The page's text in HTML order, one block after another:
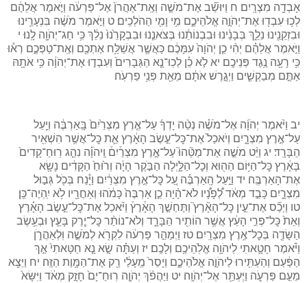
אָבְדָ֖ה מִצְרָֽיִם׃ ח וַיּוּשַׁ֞ב אֶת־מֹשֶׁ֤ה וְאֶֽת־אַהֲרֹן֙ אֶל־פַּרְעֹ֔ה וַיֹּ֣אמֶר אֲלֵהֶ֔ם
לְכ֥וּ עִבְד֖וּ אֶת־יְהֹוָ֣ה אֱלֹהֵיכֶ֑ם מִ֥י וָמִ֖י הַהֹלְכִֽים׃ ט וַיֹּ֣אמֶר מֹשֶׁ֔ה בִּנְעָרֵ֥ינוּ
וּבִזְקֵנֵ֖ינוּ נֵלֵ֑ךְ בְּבָנֵ֨ינוּ וּבִבְנוֹתֵ֜נוּ בְּצֹאנֵ֤נוּ וּבִבְקָרֵ֙נוּ֙ נֵלֵ֔ךְ כִּ֥י חַג־יְהֹוָ֖ה לָֽנוּ׃ י
וַיֹּ֣אמֶר אֲלֵהֶ֗ם יְהִ֨י כֵ֤ן יְהֹוָה֙ עִמָּכֶ֔ם כַּאֲשֶׁ֛ר אֲשַׁלַּ֥ח אֶתְכֶ֖ם וְאֶֽת־טַפְּכֶ֑ם רְא֕וּ
כִּ֥י רָעָ֖ה נֶ֥גֶד פְּנֵיכֶֽם׃ יא לֹ֣א כֵ֗ן לְכֽוּ־נָ֤א הַגְּבָרִים֙ וְעִבְד֣וּ אֶת־יְהֹוָ֔ה כִּ֥י אֹתָ֖הּ
אַתֶּ֣ם מְבַקְשִׁ֑ים וַיְגָ֣רֶשׁ אֹתָ֔ם מֵאֵ֖ת פְּנֵ֥י פַרְעֹֽה׃
יב וַיֹּ֨אמֶר יְהֹוָ֜ה אֶל־מֹשֶׁ֗ה נְטֵ֨ה יָדְךָ֜ עַל־אֶ֤רֶץ מִצְרַ֙יִם֙ בָּֽאַרְבֶּ֔ה וְיַ֖עַל
עַל־אֶ֣רֶץ מִצְרָ֑יִם וְיֹאכַל֙ אֶת־כׇּל־עֵ֣שֶׂב הָאָ֔רֶץ אֵ֛ת כׇּל־אֲשֶׁ֥ר הִשְׁאִ֖יר
הַבָּרָֽד׃ יג וַיֵּ֨ט מֹשֶׁ֣ה אֶת־מַטֵּ֘הוּ֮ עַל־אֶ֣רֶץ מִצְרַ֒יִם֒ וַֽיהֹוָ֗ה נִהַ֤ג רֽוּחַ־קָדִים֙
בָּאָ֔רֶץ כׇּל־הַיּ֥וֹם הַה֖וּא וְכׇל־הַלָּ֑יְלָה הַבֹּ֣קֶר הָיָ֔ה וְר֙וּחַ֙ הַקָּדִ֔ים נָשָׂ֖א
אֶת־הָאַרְבֶּֽה׃ יד וַיַּ֣עַל הָֽאַרְבֶּ֗ה עַ֚ל כׇּל־אֶ֣רֶץ מִצְרַ֔יִם וַיָּ֕נַח בְּכֹ֖ל גְּב֣וּל
מִצְרָ֑יִם כָּבֵ֣ד מְאֹ֔ד לְ֠פָנָ֠יו לֹא־הָ֨יָה כֵ֤ן אַרְבֶּה֙ כָּמֹ֔הוּ וְאַחֲרָ֖יו לֹ֥א יִֽהְיֶה־כֵּֽן׃
טו וַיְכַ֞ס אֶת־עֵ֣ין כׇּל־הָאָ֘רֶץ֮ וַתֶּחְשַׁ֣ךְ הָאָ֒רֶץ֒ וַיֹּ֜אכַל אֶת־כׇּל־עֵ֣שֶׂב הָאָ֗רֶץ
וְאֵת֙ כׇּל־פְּרִ֣י הָעֵ֔ץ אֲשֶׁ֥ר הוֹתִ֖יר הַבָּרָ֑ד וְלֹא־נוֹתַ֨ר כׇּל־יֶ֧רֶק בָּעֵ֛ץ וּבְעֵ֥שֶׂב
הַשָּׂדֶ֖ה בְּכׇל־אֶ֥רֶץ מִצְרָֽיִם׃ טז וַיְמַהֵ֣ר פַּרְעֹ֔ה לִקְרֹ֖א לְמֹשֶׁ֣ה וּֽלְאַהֲרֹ֑ן
וַיֹּ֗אמֶר חָטָ֛אתִי לַיהֹוָ֥ה אֱלֹֽהֵיכֶ֖ם וְלָכֶֽם׃ יז וְעַתָּ֗ה שָׂ֣א נָ֤א חַטָּאתִי֙ אַ֣ךְ
הַפַּ֔עַם וְהַעְתִּ֖ירוּ לַיהֹוָ֣ה אֱלֹהֵיכֶ֑ם וְיָסֵר֙ מֵֽעָלַ֔י רַ֖ק אֶת־הַמָּ֥וֶת הַזֶּֽה׃ יח וַיֵּצֵ֖א
מֵעִ֣ם פַּרְעֹ֑ה וַיֶּעְתַּ֖ר אֶל־יְהֹוָֽה׃ יט וַיַּהֲפֹ֨ךְ יְהֹוָ֤ה רֽוּחַ־יָם֙ חָזָ֣ק מְאֹ֔ד וַיִּשָּׂא֙